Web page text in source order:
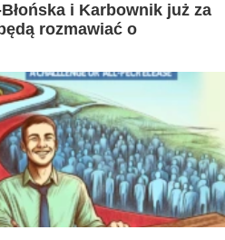
i Karbownik już za
rozmawiać o